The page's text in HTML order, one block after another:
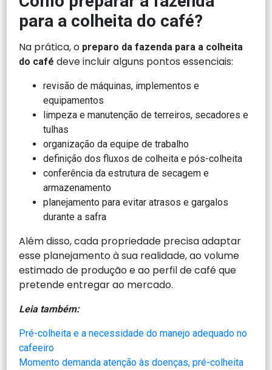
para a colheita do café?
Na prática, o preparo da fazenda para a colheita
do café deve incluir alguns pontos essenciais:
revisão de máquinas, implementos e
equipamentos
limpeza e manutenção de terreiros, secadores e
tulhas
organização da equipe de trabalho
definição dos fluxos de colheita e pós-colheita
conferência da estrutura de secagem e
armazenamento
planejamento para evitar atrasos e gargalos
durante a safra
Além disso, cada propriedade precisa adaptar
esse planejamento à sua realidade, ao volume
estimado de produção e ao perfil de café que
pretende entregar ao mercado.
Leia também:
Pré-colheita e a necessidade do manejo adequado no
cafeeiro
Momento demanda atenção às doenças, pré-colheita